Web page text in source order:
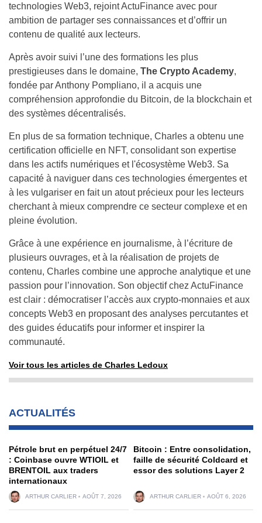
technologies Web3, rejoint ActuFinance avec pour
ambition de partager ses connaissances et d’offrir un
contenu de qualité aux lecteurs.
Après avoir suivi l’une des formations les plus
prestigieuses dans le domaine, The Crypto Academy,
fondée par Anthony Pompliano, il a acquis une
compréhension approfondie du Bitcoin, de la blockchain et
des systèmes décentralisés.
En plus de sa formation technique, Charles a obtenu une
certification officielle en NFT, consolidant son expertise
dans les actifs numériques et l'écosystème Web3. Sa
capacité à naviguer dans ces technologies émergentes et
à les vulgariser en fait un atout précieux pour les lecteurs
cherchant à mieux comprendre ce secteur complexe et en
pleine évolution.
Grâce à une expérience en journalisme, à l’écriture de
plusieurs ouvrages, et à la réalisation de projets de
contenu, Charles combine une approche analytique et une
passion pour l’innovation. Son objectif chez ActuFinance
est clair : démocratiser l’accès aux crypto-monnaies et aux
concepts Web3 en proposant des analyses percutantes et
des guides éducatifs pour informer et inspirer la
communauté.
Voir tous les articles de Charles Ledoux
ACTUALITÉS
Pétrole brut en perpétuel 24/7
: Coinbase ouvre WTIOIL et
BRENTOIL aux traders
internationaux
ARTHUR CARLIER AOÛT 7, 2026
Bitcoin : Entre consolidation,
faille de sécurité Coldcard et
essor des solutions Layer 2
ARTHUR CARLIER AOÛT 6, 2026